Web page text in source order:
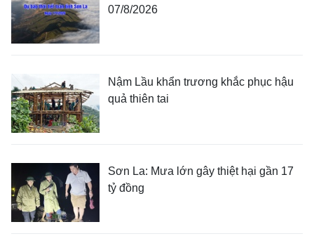
07/8/2026
Nậm Lầu khẩn trương khắc phục hậu
quả thiên tai
Sơn La: Mưa lớn gây thiệt hại gần 17
tỷ đồng